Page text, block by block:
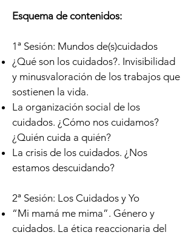
Esquema de contenidos:
1ª Sesión: Mundos de(s)cuidados
¿Qué son los cuidados?. Invisibilidad
y minusvaloración de los trabajos que
sostienen la vida.
La organización social de los
cuidados. ¿Cómo nos cuidamos?
¿Quién cuida a quién?
La crisis de los cuidados. ¿Nos
estamos descuidando?
2ª Sesión: Los Cuidados y Yo
“Mi mamá me mima”. Género y
cuidados. La ética reaccionaria del